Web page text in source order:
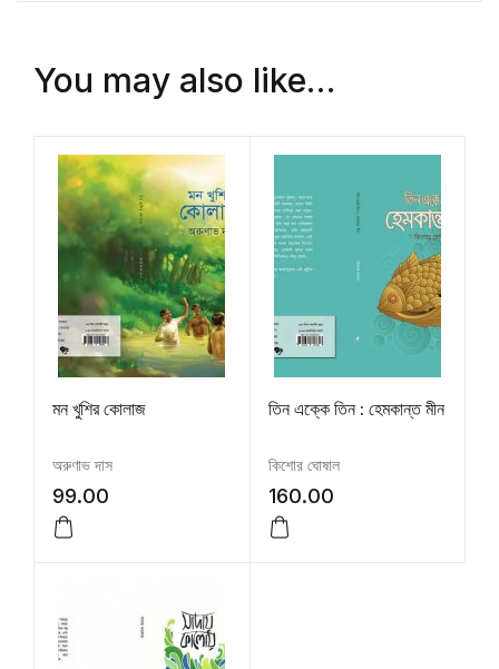
You may also like…
মন খুশির কোলাজ
অরুণাভ দাস
99.00
তিন এক্কে তিন : হেমকান্ত মীন
কিশোর ঘোষাল
160.00